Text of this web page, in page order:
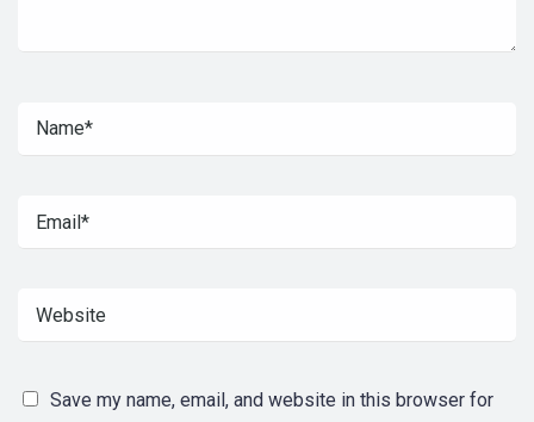
Save my name, email, and website in this browser for